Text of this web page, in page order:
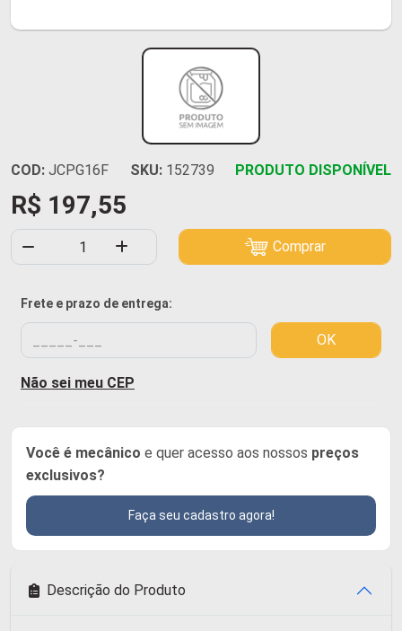
COD: JCPG16F SKU: 152739 PRODUTO DISPONÍVEL
R$ 197,55
Comprar
Frete e prazo de entrega:
OK
Não sei meu CEP
Você é mecânico e quer acesso aos nossos preços
exclusivos?
Faça seu cadastro agora!
Descrição do Produto